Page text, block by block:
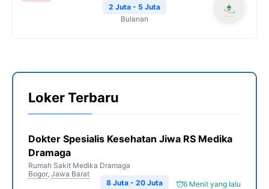
2 Juta - 5 Juta
Bulanan
Loker Terbaru
Dokter Spesialis Kesehatan Jiwa RS Medika
Dramaga
Rumah Sakit Medika Dramaga
Bogor, Jawa Barat
6 Menit yang lalu
8 Juta - 20 Juta